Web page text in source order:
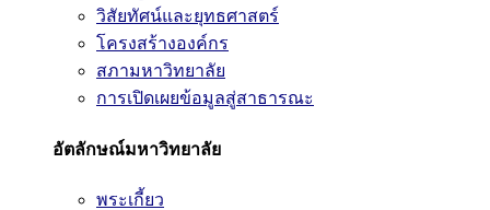
วิสัยทัศน์และยุทธศาสตร์
โครงสร้างองค์กร
สภามหาวิทยาลัย
การเปิดเผยข้อมูลสู่สาธารณะ
อัตลักษณ์มหาวิทยาลัย
พระเกี้ยว